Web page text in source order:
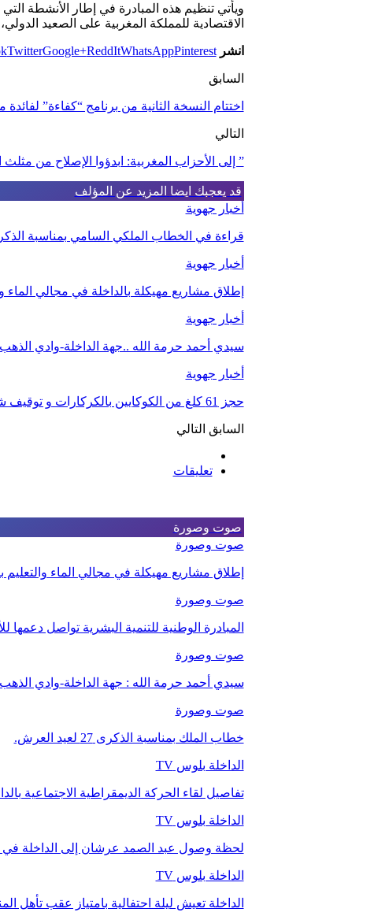
ويأتي تنظيم هذه المبادرة في إطار الأنشطة التي
الاقتصادية للمملكة المغربية على الصعيد
انشر TwitterGoogle+ReddItWhatsAppPinterest
السابق
اختتام النسخة الثانية من برنامج “كفاءة”
التالي
” إلى الأحزاب المغربية: ابدؤوا الإصلاح من مثلث
قد يعجبك ايضا المزيد عن المؤلف
أخبار جهوية
قراءة في الخطاب الملكي السامي بمناسبة الذكرى الـ27 لعيد
أخبار جهوية
إطلاق مشاريع مهيكلة بالداخلة في مجالي الماء
أخبار جهوية
سيدي أحمد حرمة الله ..جهة الداخلة-وادي
أخبار جهوية
حجز 61 كلغ من الكوكايين بالكركارات و توقيف شخصين.
السابق التالي
تعليقات
صوت وصورة
صوت وصورة
إطلاق مشاريع مهيكلة في مجالي الماء والتعليم
صوت وصورة
المبادرة الوطنية للتنمية البشرية تواصل دعمها
صوت وصورة
سيدي أحمد حرمة الله : جهة الداخلة-وادي
صوت وصورة
خطاب الملك بمناسبة الذكرى 27 لعيد العرش.
الداخلة بلوس TV
تفاصيل لقاء الحركة الديمقراطية الاجتماعية
الداخلة بلوس TV
لحظة وصول عبد الصمد عرشان إلى الداخلة في
الداخلة بلوس TV
الداخلة تعيش ليلة احتفالية بامتياز عقب تأهل